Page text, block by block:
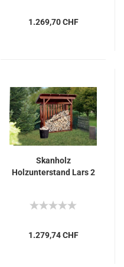
1.269,70 CHF
Skanholz
Holzunterstand Lars 2
1.279,74 CHF